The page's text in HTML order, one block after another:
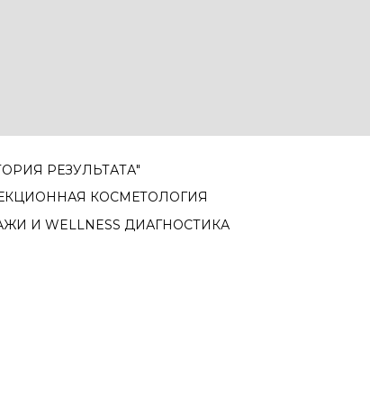
РЕЗУЛЬТАТА"
КОСМЕТОЛОГИЯ
И WELLNESS ДИАГНОСТИКА